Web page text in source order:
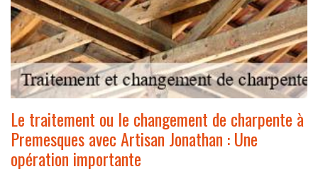
Le traitement ou le changement de charpente à
Premesques avec Artisan Jonathan : Une
opération importante